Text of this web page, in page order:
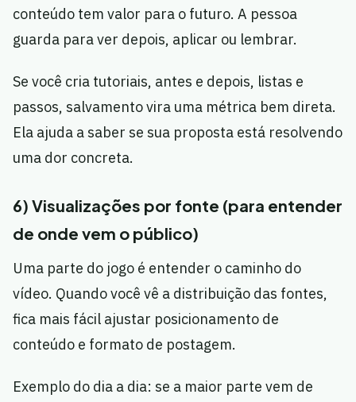
conteúdo tem valor para o futuro. A pessoa
guarda para ver depois, aplicar ou lembrar.
Se você cria tutoriais, antes e depois, listas e
passos, salvamento vira uma métrica bem direta.
Ela ajuda a saber se sua proposta está resolvendo
uma dor concreta.
6) Visualizações por fonte (para entender
de onde vem o público)
Uma parte do jogo é entender o caminho do
vídeo. Quando você vê a distribuição das fontes,
fica mais fácil ajustar posicionamento de
conteúdo e formato de postagem.
Exemplo do dia a dia: se a maior parte vem de